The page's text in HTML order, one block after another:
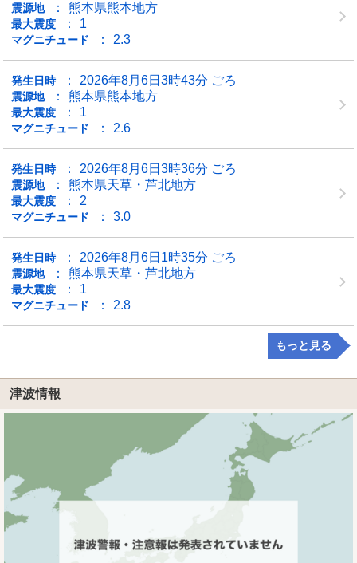
震源地 熊本県熊本地方
最大震度 1
マグニチュード 2.3
発生日時 2026年8月6日3時43分 ごろ
震源地 熊本県熊本地方
最大震度 1
マグニチュード 2.6
発生日時 2026年8月6日3時36分 ごろ
震源地 熊本県天草・芦北地方
最大震度 2
マグニチュード 3.0
発生日時 2026年8月6日1時35分 ごろ
震源地 熊本県天草・芦北地方
最大震度 1
マグニチュード 2.8
もっと見る
津波情報